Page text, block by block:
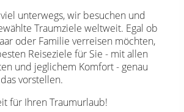
unterwegs, wir besuchen und
Traumziele weltweit. Egal ob
oder Familie verreisen möchten,
Reiseziele für Sie - mit allen
und jeglichem Komfort - genau
vorstellen.
für Ihren Traumurlaub!